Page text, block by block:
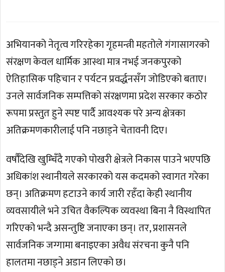
अभियानको नेतृत्व गरिरहेका गृहमन्त्री महतोले गंगासागरको
संरक्षण केवल धार्मिक आस्था मात्र नभई जनकपुरको
ऐतिहासिक पहिचान र पर्यटन प्रवर्द्धनसँग जोडिएको बताए।
उनले सार्वजनिक सम्पत्तिको संरक्षणमा प्रदेश सरकार कठोर
रूपमा प्रस्तुत हुने स्पष्ट पार्दै आवश्यक परे अन्य क्षेत्रका
अतिक्रमणकारीलाई पनि नछाड्ने चेतावनी दिए।
वर्षौँदेखि खुम्चिँदै गएको पोखरी क्षेत्रले निकास पाउने भएपछि
अधिकांश स्थानीयले सरकारको यस कदमको स्वागत गरेका
छन्। अतिक्रमण हटाउने कार्य जारी रहँदा केही स्थानीय
व्यवसायीले भने उचित वैकल्पिक व्यवस्था बिना नै विस्थापित
गरिएको भन्दै असन्तुष्टि जनाएका छन्। तर, प्रशासनले
सार्वजनिक जग्गामा बनाइएका अवैध संरचना कुनै पनि
हालतमा नछाड्ने अडान लिएको छ।